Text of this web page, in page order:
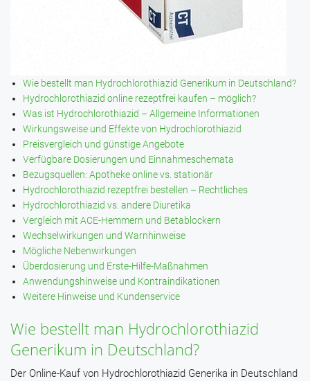
Wie bestellt man Hydrochlorothiazid Generikum in Deutschland?
Hydrochlorothiazid online rezeptfrei kaufen – möglich?
Was ist Hydrochlorothiazid – Allgemeine Informationen
Wirkungsweise und Effekte von Hydrochlorothiazid
Preisvergleich und günstige Angebote
Verfügbare Dosierungen und Einnahmeschemata
Bezugsquellen: Apotheke online vs. stationär
Hydrochlorothiazid rezeptfrei bestellen – Rechtliches
Hydrochlorothiazid vs. andere Diuretika
Vergleich mit ACE-Hemmern und Betablockern
Wechselwirkungen und Warnhinweise
Mögliche Nebenwirkungen
Überdosierung und Erste-Hilfe-Maßnahmen
Anwendungshinweise und Kontraindikationen
Weitere Hinweise und Kundenservice
Wie bestellt man Hydrochlorothiazid
Generikum in Deutschland?
Der Online-Kauf von Hydrochlorothiazid Generika in Deutschland